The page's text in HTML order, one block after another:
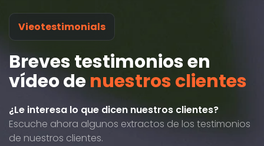
Vieotestimonials
Breves testimonios en
vídeo denuestros clientes
¿Le interesa lo que dicen nuestros clientes?
Escuche ahora algunos extractos de los testimonios
de nuestros clientes.